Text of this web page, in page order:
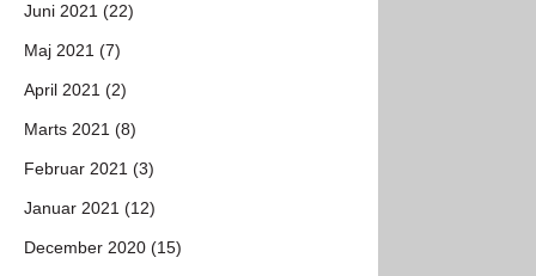
Juni 2021 (22)
Maj 2021 (7)
April 2021 (2)
Marts 2021 (8)
Februar 2021 (3)
Januar 2021 (12)
December 2020 (15)